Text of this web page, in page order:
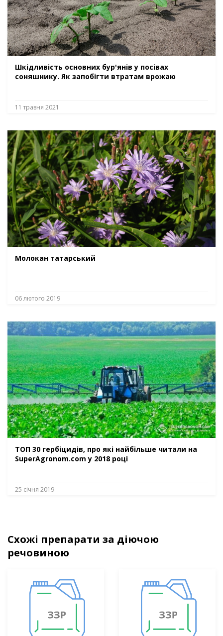
Шкідливість основних бур'янів у посівах
соняшнику. Як запобігти втратам врожаю
11 травня 2021
Молокан татарський
06 лютого 2019
ТОП 30 гербіцидів, про які найбільше читали на
SuperAgronom.com у 2018 році
25 січня 2019
Схожі препарати за діючою
речовиною